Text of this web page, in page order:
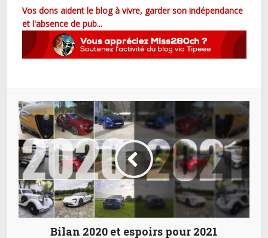
Vos dons aident le blog à vivre, garder son indépendance
et l'absence de pub...
Bilan 2020 et espoirs pour 2021